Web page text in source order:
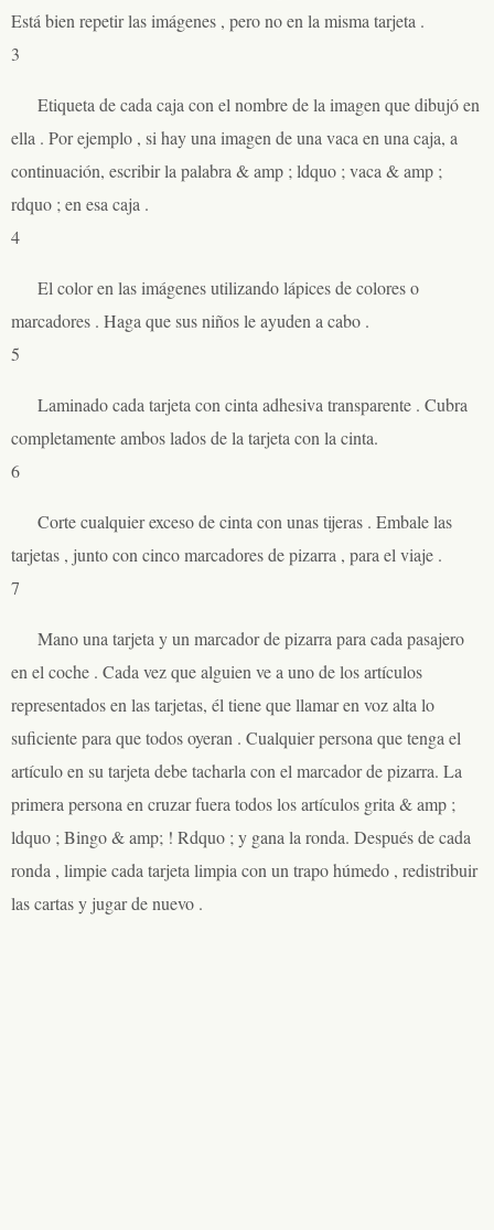
Está bien repetir las imágenes , pero no en la misma tarjeta .
3
Etiqueta de cada caja con el nombre de la imagen que dibujó en
ella . Por ejemplo , si hay una imagen de una vaca en una caja, a
continuación, escribir la palabra & amp ; ldquo ; vaca & ​​amp ;
rdquo ; en esa caja .
4
El color en las imágenes utilizando lápices de colores o
marcadores . Haga que sus niños le ayuden a cabo .
5
Laminado cada tarjeta con cinta adhesiva transparente . Cubra
completamente ambos lados de la tarjeta con la cinta.
6
Corte cualquier exceso de cinta con unas tijeras . Embale las
tarjetas , junto con cinco marcadores de pizarra , para el viaje .
7
Mano una tarjeta y un marcador de pizarra para cada pasajero
en el coche . Cada vez que alguien ve a uno de los artículos
representados en las tarjetas, él tiene que llamar en voz alta lo
suficiente para que todos oyeran . Cualquier persona que tenga el
artículo en su tarjeta debe tacharla con el marcador de pizarra. La
primera persona en cruzar fuera todos los artículos grita & amp ;
ldquo ; Bingo & amp; ! Rdquo ; y gana la ronda. Después de cada
ronda , limpie cada tarjeta limpia con un trapo húmedo , redistribuir
las cartas y jugar de nuevo .